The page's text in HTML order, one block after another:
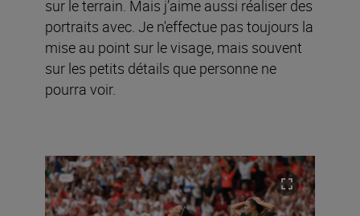
sur le terrain. Mais j’aime aussi réaliser des
portraits avec. Je n'effectue pas toujours la
mise au point sur le visage, mais souvent
sur les petits détails que personne ne
pourra voir.